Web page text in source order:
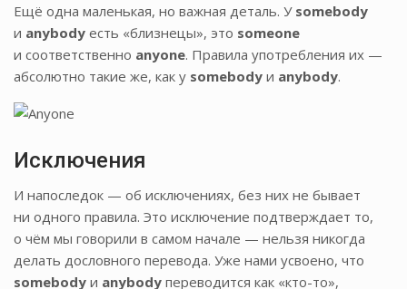
Ещё одна маленькая, но важная деталь. Уsomebody
и anybody есть «близнецы», это someone
и соответственно anyone. Правила употребления их —
абсолютно такие же, как у somebody и anybody.
Исключения
И напоследок — об исключениях, без них не бывает
ни одного правила. Это исключение подтверждает то,
о чём мы говорили в самом начале — нельзя никогда
делать дословного перевода. Уже нами усвоено, что
somebody и anybody переводится как «кто-то»,